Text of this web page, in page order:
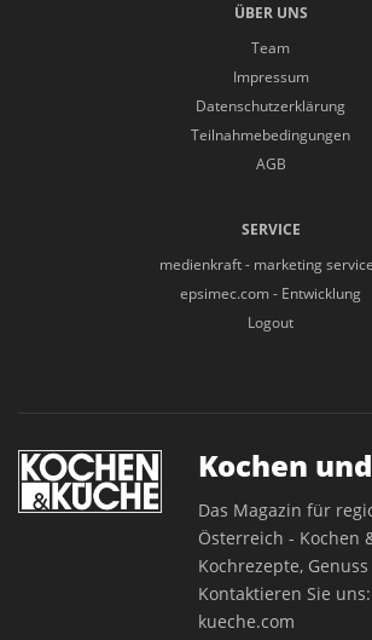
ÜBER UNS
Team
Impressum
Datenschutzerklärung
Teilnahmebedingungen
AGB
SERVICE
medienkraft - marketing
epsimec.com - Entwicklung
Logout
Kochen
Das Magazin für
Österreich - Kochen
Kochrezepte,
Kontaktieren Sie
kueche.com